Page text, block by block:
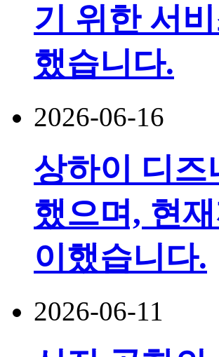
기 위한 서
했습니다.
2026-06-16
상하이 디즈
했으며, 현
이했습니다.
2026-06-11